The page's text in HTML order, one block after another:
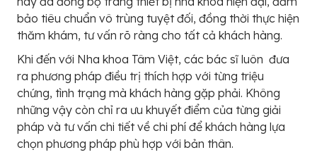
bảo tiêu chuẩn vô trùng tuyệt đối, đồng thời thực hiện
thăm khám, tư vấn rõ ràng cho tất cả khách hàng.
Khi đến với Nha khoa Tâm Việt, các bác sĩ luôn đưa
ra phương pháp điều trị thích hợp với từng triệu
chứng, tình trạng mà khách hàng gặp phải. Không
những vậy còn chỉ ra ưu khuyết điểm của từng giải
pháp và tư vấn chi tiết về chi phí để khách hàng lựa
chọn phương pháp phù hợp với bản thân.